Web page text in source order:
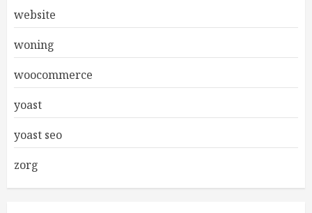
website
woning
woocommerce
yoast
yoast seo
zorg